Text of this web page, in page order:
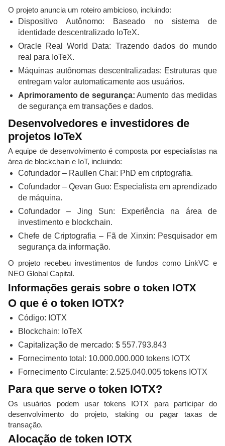
O projeto anuncia um roteiro ambicioso, incluindo:
Dispositivo Autônomo: Baseado no sistema de
identidade descentralizado IoTeX.
Oracle Real World Data: Trazendo dados do mundo
real para IoTeX.
Máquinas autônomas descentralizadas: Estruturas que
entregam valor automaticamente aos usuários.
Aprimoramento de segurança: Aumento das medidas
de segurança em transações e dados.
Desenvolvedores e investidores de
projetos IoTeX
A equipe de desenvolvimento é composta por especialistas na
área de blockchain e IoT, incluindo:
Cofundador – Raullen Chai: PhD em criptografia.
Cofundador – Qevan Guo: Especialista em aprendizado
de máquina.
Cofundador – Jing Sun: Experiência na área de
investimento e blockchain.
Chefe de Criptografia – Fã de Xinxin: Pesquisador em
segurança da informação.
O projeto recebeu investimentos de fundos como LinkVC e
NEO Global Capital.
Informações gerais sobre o token IOTX
O que é o token IOTX?
Código: IOTX
Blockchain: IoTeX
Capitalização de mercado: $ 557.793.843
Fornecimento total: 10.000.000.000 tokens IOTX
Fornecimento Circulante: 2.525.040.005 tokens IOTX
Para que serve o token IOTX?
Os usuários podem usar tokens IOTX para participar do
desenvolvimento do projeto, staking ou pagar taxas de
transação.
Alocação de token IOTX